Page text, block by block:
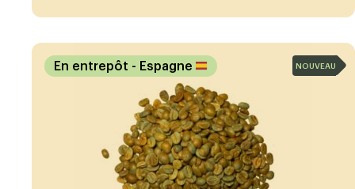
En entrepôt - Espagne NOUVEAU